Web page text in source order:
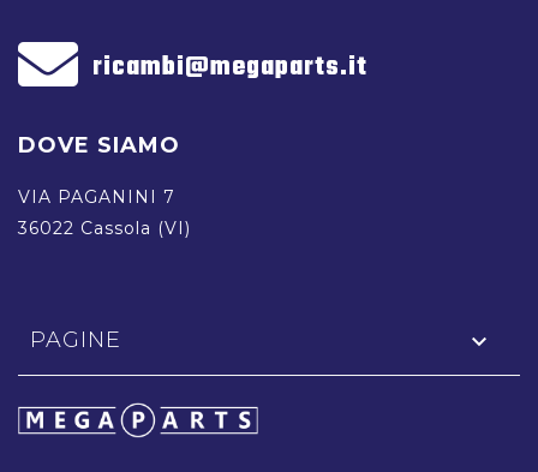
ricambi@megaparts.it
DOVE SIAMO
VIA PAGANINI 7
36022 Cassola (VI)
PAGINE 